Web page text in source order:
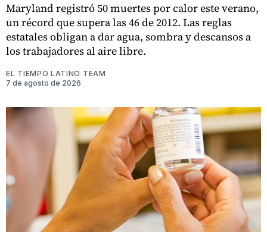
Maryland registró 50 muertes por calor este verano,
un récord que supera las 46 de 2012. Las reglas
estatales obligan a dar agua, sombra y descansos a
los trabajadores al aire libre.
EL TIEMPO LATINO TEAM
7 de agosto de 2026